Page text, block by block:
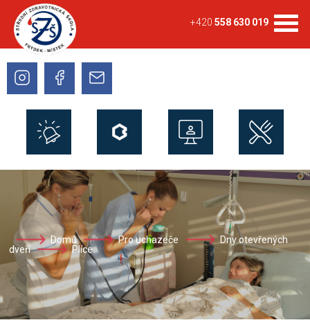
+420 558 630 019
Domů Pro uchazeče
Dny otevřených
dveří
Plíce